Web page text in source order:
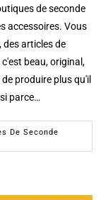
de seconde
accessoires. Vous
des articles de
beau, original,
produire plus qu'il
parce…
De Seconde